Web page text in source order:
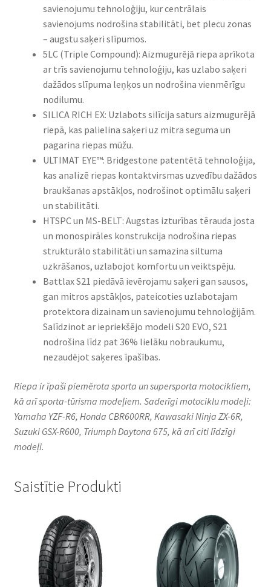
savienojumu tehnoloģiju, kur centrālais
savienojums nodrošina stabilitāti, bet plecu zonas
– augstu saķeri slīpumos.​
5LC (Triple Compound): Aizmugurējā riepa aprīkota
ar trīs savienojumu tehnoloģiju, kas uzlabo saķeri
dažādos slīpuma leņķos un nodrošina vienmērīgu
nodilumu.​
SILICA RICH EX: Uzlabots silīcija saturs aizmugurējā
riepā, kas palielina saķeri uz mitra seguma un
pagarina riepas mūžu.​
ULTIMAT EYE™: Bridgestone patentētā tehnoloģija,
kas analizē riepas kontaktvirsmas uzvedību dažādos
braukšanas apstākļos, nodrošinot optimālu saķeri
un stabilitāti.​
HTSPC un MS-BELT: Augstas izturības tērauda josta
un monospirāles konstrukcija nodrošina riepas
strukturālo stabilitāti un samazina siltuma
uzkrāšanos, uzlabojot komfortu un veiktspēju.​
Battlax S21 piedāvā ievērojamu saķeri gan sausos,
gan mitros apstākļos, pateicoties uzlabotajam
protektora dizainam un savienojumu tehnoloģijām.
Salīdzinot ar iepriekšējo modeli S20 EVO, S21
nodrošina līdz pat 36% lielāku nobraukumu,
nezaudējot saķeres īpašības.
Riepa ir īpaši piemērota sporta un supersporta motocikliem,
kā arī sporta-tūrisma modeļiem. Saderīgi motociklu modeļi:
Yamaha YZF-R6, Honda CBR600RR, Kawasaki Ninja ZX-6R,
Suzuki GSX-R600, Triumph Daytona 675, kā arī citi līdzīgi
modeļi.
Saistītie Produkti